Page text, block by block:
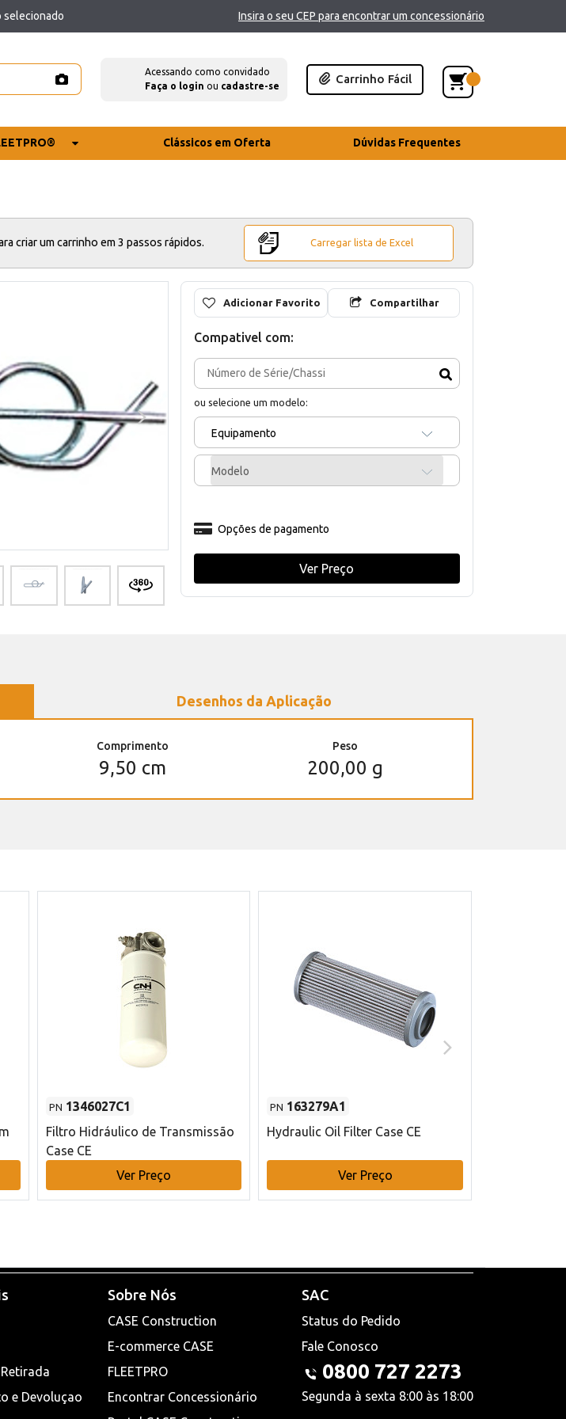
selecionado Insira o seu CEP para encontrar um concessionário
Acessando como convidado
Faça o login ou cadastre-se
Carrinho Fácil
Clássicos em Oferta Dúvidas Frequentes
criar um carrinho em 3 passos rápidos. Carregar lista de Excel
Adicionar Favorito Compartilhar
Compativel com:
ou selecione um modelo:
Equipamento
Modelo
Opções de pagamento
Ver Preço
Desenhos da Aplicação
Comprimento
9,50 cm
Peso
200,00 g
PN 1346027C1
Filtro Hidráulico de Transmissão
Case CE
Ver Preço
PN 163279A1
Hydraulic Oil Filter Case CE
Ver Preço
e Devoluçao
Sobre Nós
CASE Construction
E-commerce CASE
FLEETPRO
Encontrar Concessionário
SAC
Status do Pedido
Fale Conosco
0800 727 2273
Segunda à sexta 8:00 às 18:00